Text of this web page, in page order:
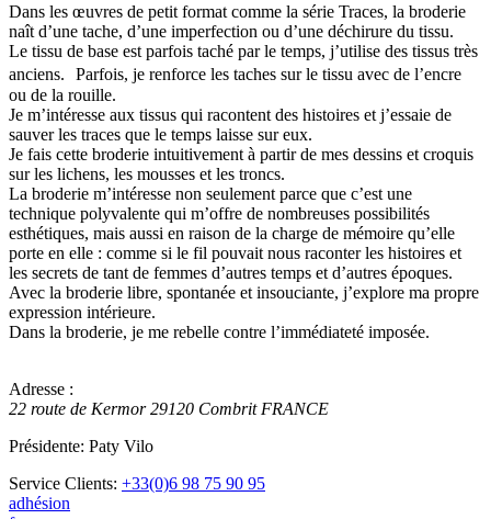
Dans les œuvres de petit format comme la série Traces, la broderie
naît d’une tache, d’une imperfection ou d’une déchirure du tissu.
Le tissu de base est parfois taché par le temps, j’utilise des tissus très
anciens. Parfois, je renforce les taches sur le tissu avec de l’encre
ou de la rouille.
Je m’intéresse aux tissus qui racontent des histoires et j’essaie de
sauver les traces que le temps laisse sur eux.
Je fais cette broderie intuitivement à partir de mes dessins et croquis
sur les lichens, les mousses et les troncs.
La broderie m’intéresse non seulement parce que c’est une
technique polyvalente qui m’offre de nombreuses possibilités
esthétiques, mais aussi en raison de la charge de mémoire qu’elle
porte en elle : comme si le fil pouvait nous raconter les histoires et
les secrets de tant de femmes d’autres temps et d’autres époques.
Avec la broderie libre, spontanée et insouciante, j’explore ma propre
expression intérieure.
Dans la broderie, je me rebelle contre l’immédiateté imposée.
Adresse :
22 route de Kermor 29120 Combrit FRANCE
Présidente: Paty Vilo
Service Clients: +33(0)6 98 75 90 95
adhésion